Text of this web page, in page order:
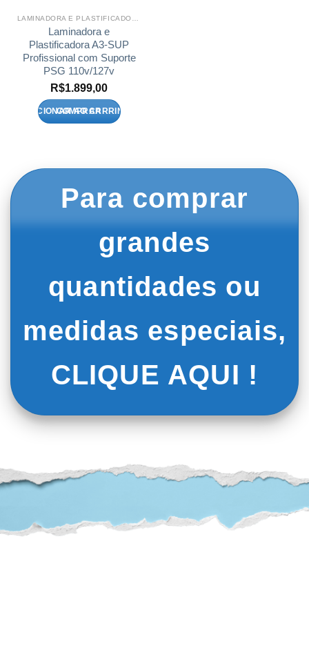
Laminadora e
Plastificadora A3-SUP
Profissional com Suporte
PSG 110v/127v
R$1.899,00
ADICIONAR AO CARRINHO
Para comprar
grandes
quantidades ou
medidas especiais,
CLIQUE AQUI !